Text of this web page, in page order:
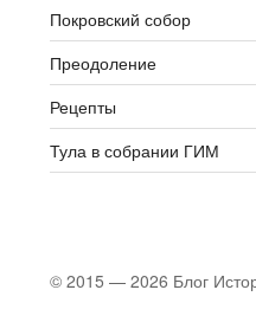
Покровский собор
Преодоление
Рецепты
Тула в собрании ГИМ
© 2015 — 2026 Блог